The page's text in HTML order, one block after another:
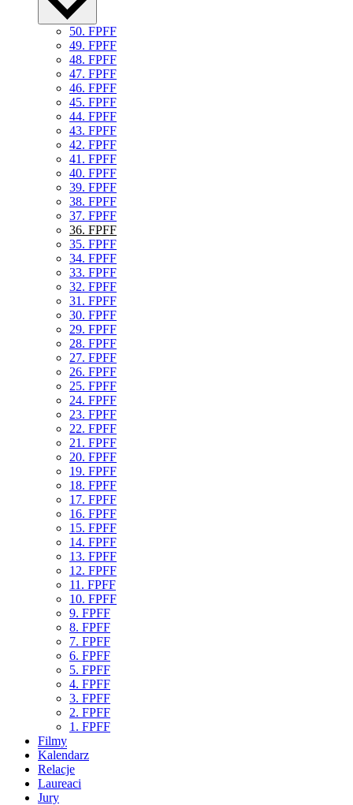
50. FPFF
49. FPFF
48. FPFF
47. FPFF
46. FPFF
45. FPFF
44. FPFF
43. FPFF
42. FPFF
41. FPFF
40. FPFF
39. FPFF
38. FPFF
37. FPFF
36. FPFF
35. FPFF
34. FPFF
33. FPFF
32. FPFF
31. FPFF
30. FPFF
29. FPFF
28. FPFF
27. FPFF
26. FPFF
25. FPFF
24. FPFF
23. FPFF
22. FPFF
21. FPFF
20. FPFF
19. FPFF
18. FPFF
17. FPFF
16. FPFF
15. FPFF
14. FPFF
13. FPFF
12. FPFF
11. FPFF
10. FPFF
9. FPFF
8. FPFF
7. FPFF
6. FPFF
5. FPFF
4. FPFF
3. FPFF
2. FPFF
1. FPFF
Filmy
Kalendarz
Relacje
Laureaci
Jury